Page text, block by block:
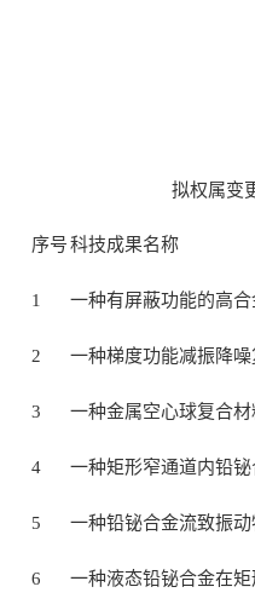
拟权属变
序号科技成果名称
1 一种有屏蔽功能的高
2 一种梯度功能减振降
3 一种金属空心球复合
4 一种矩形窄通道内铅铋
5 一种铅铋合金流致振
6 一种液态铅铋合金在